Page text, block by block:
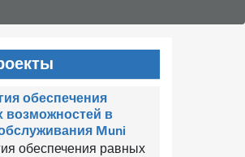
обеспечения
возможностей в
Muni
обеспечения равных